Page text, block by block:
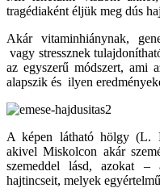
tragédiaként éljük meg dús
Akár vitaminhiánynak,
vagy stressznek
az egyszerű módszert, ami
alapszik és ilyen
A képen látható hölgy (L.
akivel Miskolcon akár
szemeddel lásd, azokat
hajtincseit, melyek